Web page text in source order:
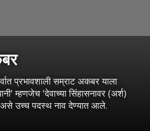
प्रभावशाली सम्राट अकबर याला
म्हणजेच 'देवाच्या सिंहासनावर (अर्श)
उच्च पदस्थ नाव देण्यात आले.